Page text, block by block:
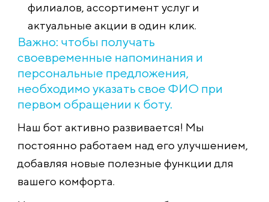
филиалов, ассортимент услуг и
актуальные акции в один клик.
Важно: чтобы получать
своевременные напоминания и
персональные предложения,
необходимо указать свое ФИО при
первом обращении к боту.
Наш бот активно развивается! Мы
постоянно работаем над его улучшением,
добавляя новые полезные функции для
вашего комфорта.